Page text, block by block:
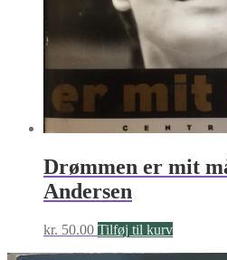
Drømmen er mit
Andersen
kr. 50.00 Tilføj til kurv